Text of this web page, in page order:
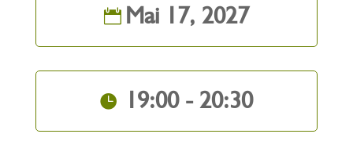
Mai 17, 2027
19:00 - 20:30